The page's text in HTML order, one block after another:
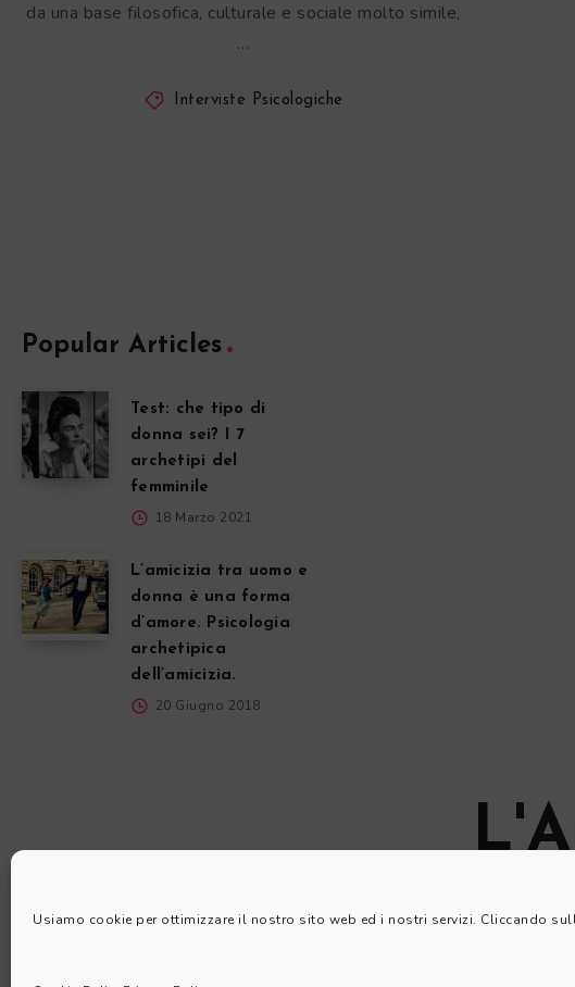
Usiamo cookie per ottimizzare il nostro sito web ed i nostri servizi. Cliccando
da una base filosofica, culturale e sociale molto simile,
…
Interviste Psicologiche
Popular Articles
Test: che tipo di
donna sei? I 7
archetipi del
femminile
18 Marzo 2021
L’amicizia tra uomo e
donna è una forma
d’amore. Psicologia
archetipica
dell’amicizia.
20 Giugno 2018